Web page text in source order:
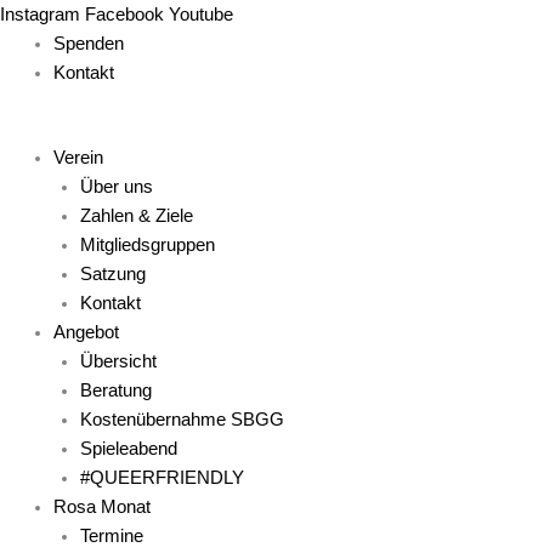
Zum
Inhalt
springen
Instagram Facebook Youtube
Main
Menu
Spenden
Kontakt
Main
Menu
Verein
Über uns
Zahlen & Ziele
Mitgliedsgruppen
Satzung
Kontakt
Angebot
Übersicht
Beratung
Kostenübernahme SBGG
Spieleabend
#QUEERFRIENDLY
Rosa Monat
Termine
Main
Menu
Main
Menu
Main
Menu